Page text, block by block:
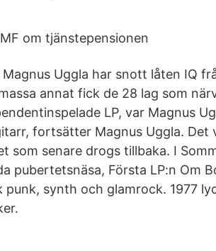
om tjänstepensionen
Uggla har snott låten IQ
annat fick de 28 lag som
LP, var Magnus
fortsätter Magnus Uggla. Det
som senare drogs tillbaka. I
pubertetsnäsa, Första LP:n Om
synth och glamrock. 1977